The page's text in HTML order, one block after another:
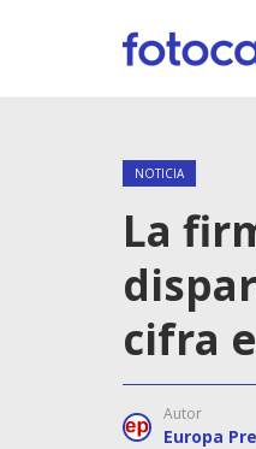
NOTICIA
La
cifra
Autor
Europa